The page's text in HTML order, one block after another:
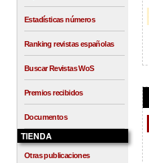
Estadísticas números
Ranking revistas españolas
Buscar Revistas WoS
Premios recibidos
Documentos
TIENDA
Otras publicaciones